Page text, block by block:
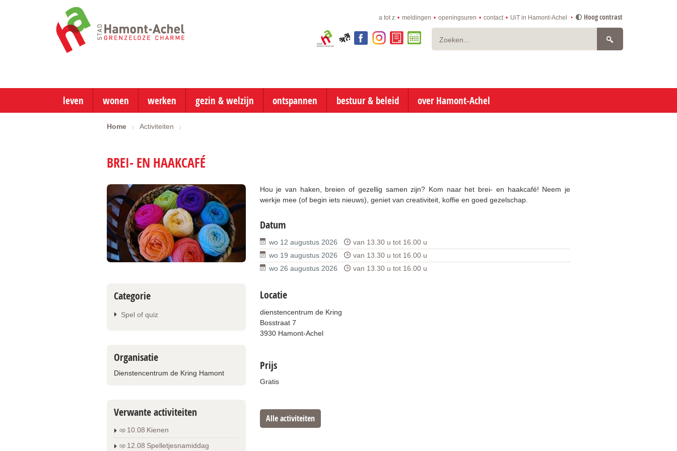
inhoud
naar
de
startpagina
a tot z meldingen openingsuren contact UiT in Hamont-Achel Hoog contrast
Visit
Hamont-
aha! facebookinstagram
e-
loket
online
afspraken
leven wonen werken gezin & welzijn ontspannen bestuur & beleid over Hamont-Achel
Home Activiteiten
BREI- EN HAAKCAFÉ
Hou je van haken, breien of gezellig samen zijn? Kom naar het brei- en haakcafé! Neem je
werkje mee (of begin iets nieuws), geniet van creativiteit, koffie en goed gezelschap.
Datum
wo 12 augustus 2026 van 13.30 u tot 16.00 u
wo 19 augustus 2026
van 13.30 u tot 16.00 u
wo 26 augustus 2026
van 13.30 u tot 16.00 u
Locatie
dienstencentrum de Kring
Bosstraat 7
3930 Hamont-Achel
Prijs
Gratis
Alle activiteiten
Categorie
Spel of quiz
Organisatie
Dienstencentrum de Kring Hamont
Verwante activiteiten
op 10 08 Kienen
op 12 08 Spelletjesnamiddag